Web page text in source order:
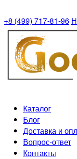
+8 (499) 717-81-96
Каталог
Блог
Доставка и
Вопрос-ответ
Контакты